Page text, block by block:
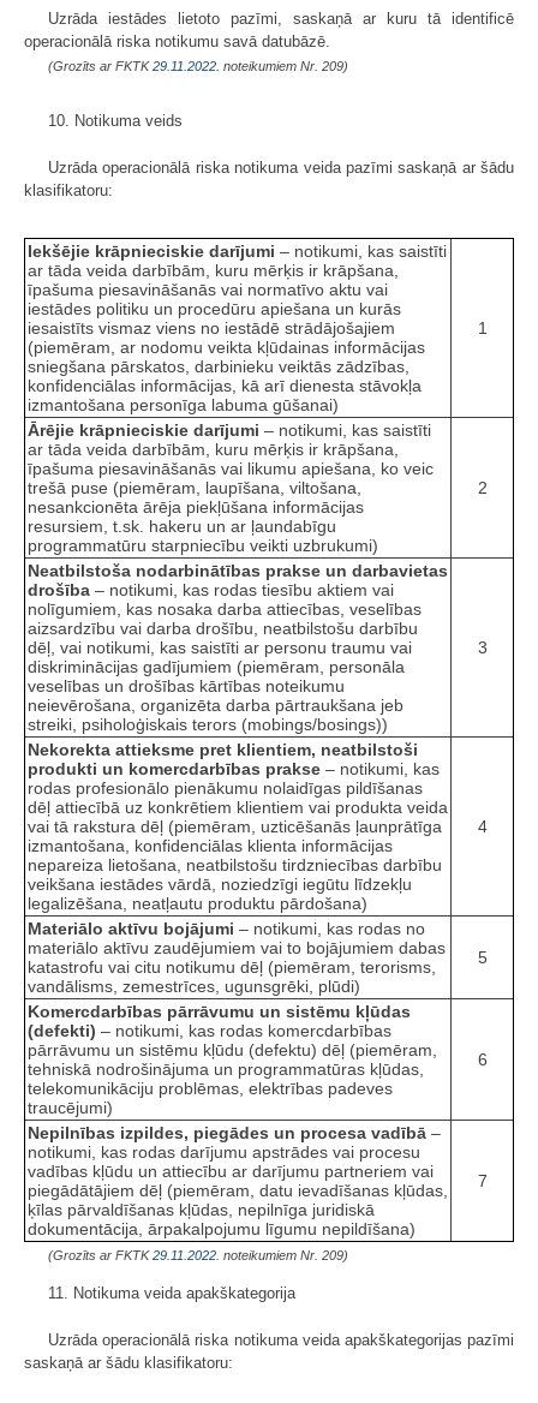
Uzrāda iestādes lietoto pazīmi, saskaņā ar kuru tā identificē
operacionālā riska notikumu savā datubāzē.
(Grozīts ar FKTK29.11.2022. noteikumiem Nr. 209)
10. Notikuma veids
Uzrāda operacionālā riska notikuma veida pazīmi saskaņā ar šādu
klasifikatoru:
Iekšējie krāpnieciskie darījumi – notikumi, kas saistīti
ar tāda veida darbībām, kuru mērķis ir krāpšana,
īpašuma piesavināšanās vai normatīvo aktu vai
iestādes politiku un procedūru apiešana un kurās
iesaistīts vismaz viens no iestādē strādājošajiem
(piemēram, ar nodomu veikta kļūdainas informācijas
sniegšana pārskatos, darbinieku veiktās zādzības,
konfidenciālas informācijas, kā arī dienesta stāvokļa
izmantošana personīga labuma gūšanai)
1
Ārējie krāpnieciskie darījumi – notikumi, kas saistīti
ar tāda veida darbībām, kuru mērķis ir krāpšana,
īpašuma piesavināšanās vai likumu apiešana, ko veic
trešā puse (piemēram, laupīšana, viltošana,
nesankcionēta ārēja piekļūšana informācijas
resursiem, t.sk. hakeru un ar ļaundabīgu
programmatūru starpniecību veikti uzbrukumi)
2
Neatbilstoša nodarbinātības prakse un darbavietas
drošība – notikumi, kas rodas tiesību aktiem vai
nolīgumiem, kas nosaka darba attiecības, veselības
aizsardzību vai darba drošību, neatbilstošu darbību
dēļ, vai notikumi, kas saistīti ar personu traumu vai
diskriminācijas gadījumiem (piemēram, personāla
veselības un drošības kārtības noteikumu
neievērošana, organizēta darba pārtraukšana jeb
streiki, psiholoģiskais terors (mobings/bosings))
3
Nekorekta attieksme pret klientiem, neatbilstoši
produkti un komercdarbības prakse – notikumi, kas
rodas profesionālo pienākumu nolaidīgas pildīšanas
dēļ attiecībā uz konkrētiem klientiem vai produkta veida
vai tā rakstura dēļ (piemēram, uzticēšanās ļaunprātīga
izmantošana, konfidenciālas klienta informācijas
nepareiza lietošana, neatbilstošu tirdzniecības darbību
veikšana iestādes vārdā, noziedzīgi iegūtu līdzekļu
legalizēšana, neatļautu produktu pārdošana)
4
Materiālo aktīvu bojājumi – notikumi, kas rodas no
materiālo aktīvu zaudējumiem vai to bojājumiem dabas
katastrofu vai citu notikumu dēļ (piemēram, terorisms,
vandālisms, zemestrīces, ugunsgrēki, plūdi)
5
Komercdarbības pārrāvumu un sistēmu kļūdas
(defekti) – notikumi, kas rodas komercdarbības
pārrāvumu un sistēmu kļūdu (defektu) dēļ (piemēram,
tehniskā nodrošinājuma un programmatūras kļūdas,
telekomunikāciju problēmas, elektrības padeves
traucējumi)
6
Nepilnības izpildes, piegādes un procesa vadībā –
notikumi, kas rodas darījumu apstrādes vai procesu
vadības kļūdu un attiecību ar darījumu partneriem vai
piegādātājiem dēļ (piemēram, datu ievadīšanas kļūdas,
ķīlas pārvaldīšanas kļūdas, nepilnīga juridiskā
dokumentācija, ārpakalpojumu līgumu nepildīšana)
7
(Grozīts ar FKTK29.11.2022. noteikumiem Nr. 209)
11. Notikuma veida apakškategorija
Uzrāda operacionālā riska notikuma veida apakškategorijas pazīmi
saskaņā ar šādu klasifikatoru: